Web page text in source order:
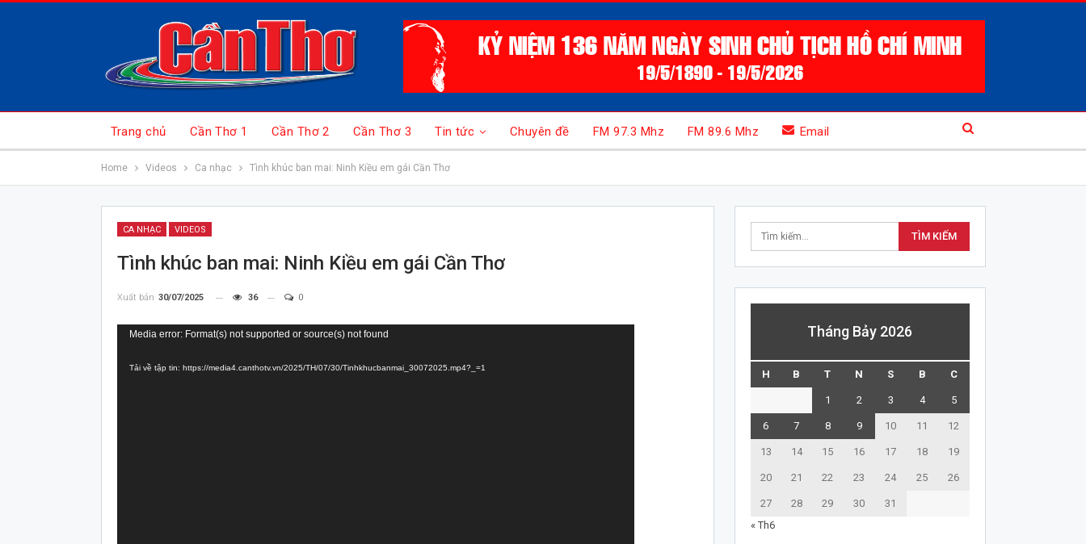
Trang chủ Cần Thơ 1 Cần Thơ 2 Cần Thơ 3 Tin tức Chuyên đề FM 97.3 Mhz FM 89.6 Mhz Email
Home Videos Ca nhạc Tình khúc ban mai: Ninh Kiều em gái Cần Thơ
CA NHẠC VIDEOS
Tình khúc ban mai: Ninh Kiều em gái Cần Thơ
Xuất bản 30/07/2025 36 0
Trình
Video
Media error: Format(s) not supported or source(s) not found
Tải về tập tin: https://media4.canthotv.vn/2025/TH/07/30/Tinhkhucbanmai_30072025.mp4?_=1
Tháng Bảy 2026
H B T N S B C
1 2 3 4 5
6 7 8 9 10 11 12
13 14 15 16 17 18 19
20 21 22 23 24 25 26
27 28 29 30
31
« Th6